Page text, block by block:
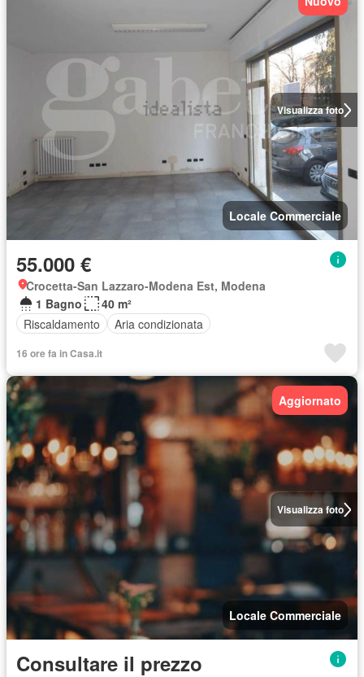
Visualizza foto
Locale Commerciale
55.000 €
Crocetta-San Lazzaro-Modena Est, Modena
1 Bagno
40 m²
Riscaldamento
Aria condizionata
16 ore fa in Casa.it
Visualizza foto
Aggiornato
Locale Commerciale
Consultare il prezzo